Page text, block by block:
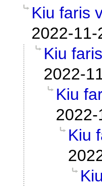
Kiu faris
2022-
Kiu
2022-
Kiu
Kiu